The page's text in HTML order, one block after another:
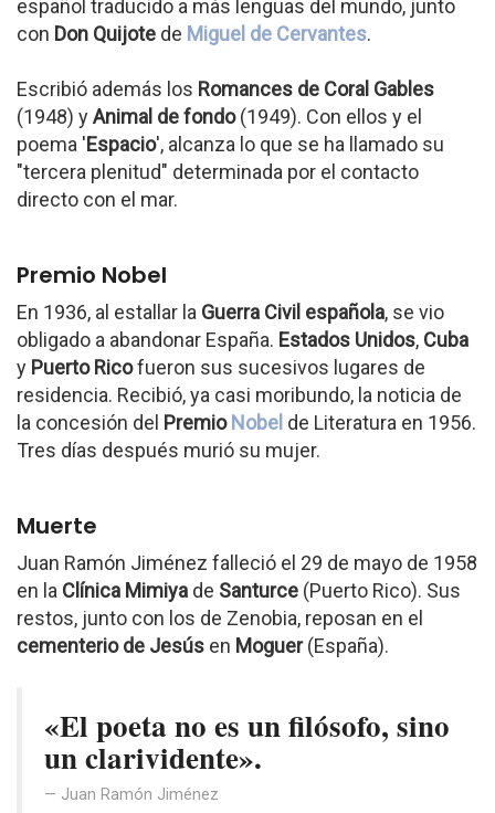
español traducido a más lenguas del mundo, junto
con Don Quijote de Miguel de Cervantes.
Escribió además los Romances de Coral Gables
(1948) yAnimal de fondo(1949). Con ellos y el
poema 'Espacio', alcanza lo que se ha llamado su
"tercera plenitud" determinada por el contacto
directo con el mar.
Premio Nobel
En 1936, al estallar la Guerra Civil española, se vio
obligado a abandonar España. Estados Unidos, Cuba
y Puerto Ricofueron sus sucesivos lugares de
residencia. Recibió, ya casi moribundo, la noticia de
la concesión del PremioNobel de Literatura en 1956.
Tres días después murió su mujer.
Muerte
Juan Ramón Jiménez falleció el 29 de mayo de 1958
en la Clínica Mimiya de Santurce (Puerto Rico). Sus
restos, junto con los de Zenobia, reposan en el
cementerio de Jesús en Moguer(España).
«El poeta no es un filósofo, sino
un clarividente».
Juan Ramón Jiménez